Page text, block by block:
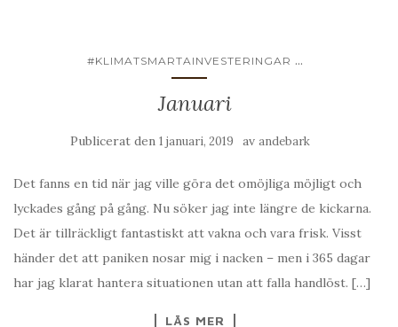
#KLIMATSMARTAINVESTERINGAR ...
Januari
Publicerat den 1 januari, 2019 av andebark
Det fanns en tid när jag ville göra det omöjliga möjligt och
lyckades gång på gång. Nu söker jag inte längre de kickarna.
Det är tillräckligt fantastiskt att vakna och vara frisk. Visst
händer det att paniken nosar mig i nacken – men i 365 dagar
har jag klarat hantera situationen utan att falla handlöst. […]
LÄS MER